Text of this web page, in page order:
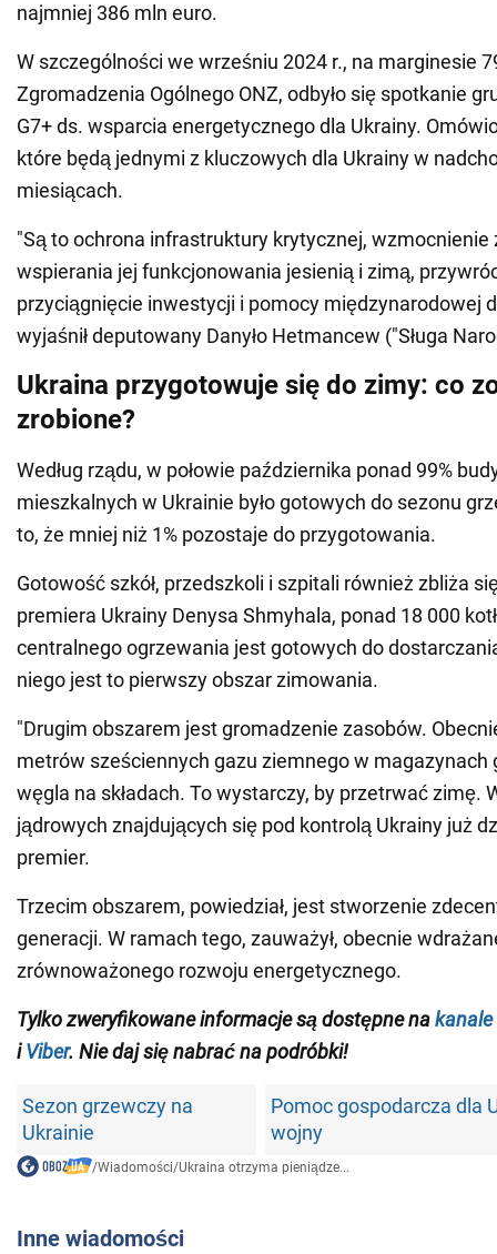
najmniej 386 mln euro.
W szczególności we wrześniu 2024 r., na marginesie
Zgromadzenia Ogólnego ONZ, odbyło się spotkanie
G7+ ds. wsparcia energetycznego dla Ukrainy.
które będą jednymi z kluczowych dla Ukrainy w
miesiącach.
"Są to ochrona infrastruktury krytycznej, wzmocnienie
wspierania jej funkcjonowania jesienią i zimą,
przyciągnięcie inwestycji i pomocy międzynarodowej
wyjaśnił deputowany Danyło Hetmancew ("Sługa
Ukraina przygotowuje się do zimy: co
zrobione?
Według rządu, w połowie października ponad 99%
mieszkalnych w Ukrainie było gotowych do sezonu
to, że mniej niż 1% pozostaje do przygotowania.
Gotowość szkół, przedszkoli i szpitali również zbliża
premiera Ukrainy Denysa Shmyhala, ponad 18 000
centralnego ogrzewania jest gotowych do dostarczania
niego jest to pierwszy obszar zimowania.
"Drugim obszarem jest gromadzenie zasobów.
metrów sześciennych gazu ziemnego w magazynach
węgla na składach. To wystarczy, by przetrwać zimę.
jądrowych znajdujących się pod kontrolą Ukrainy już
premier.
Trzecim obszarem, powiedział, jest stworzenie
generacji. W ramach tego, zauważył, obecnie
zrównoważonego rozwoju energetycznego.
Tylko zweryfikowane informacje są dostępne nakanale
iViber. Nie daj się nabrać na podróbki!
Sezon grzewczy na
Ukrainie
Pomoc gospodarcza dla
wojny
/Wiadomości/Ukraina otrzyma pieniądze...
Inne wiadomości